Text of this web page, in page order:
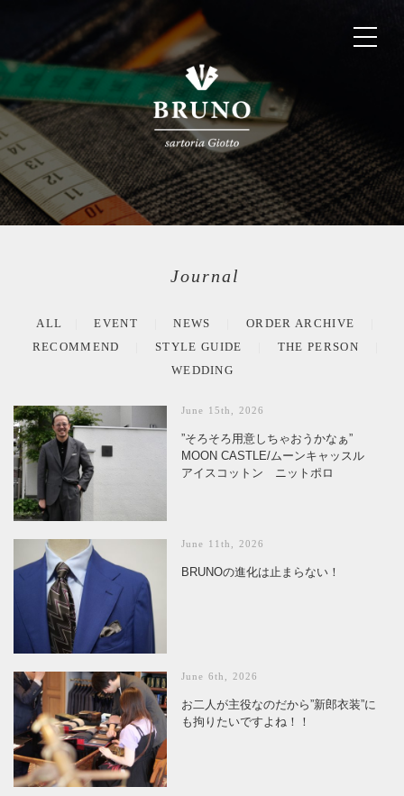
Journal
ALL EVENT NEWS
ORDER ARCHIVE
RECOMMEND
STYLE GUIDE
THE PERSON
WEDDING
June 15th, 2026
”そろそろ用意しちゃおうかなぁ”
MOON CASTLE/ムーンキャッスル
アイスコットン ニットポロ
June 11th, 2026
BRUNOの進化は止まらない！
June 6th, 2026
お二人が主役なのだから”新郎衣装”に
も拘りたいですよね！！